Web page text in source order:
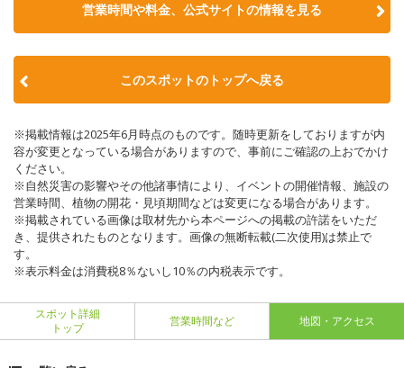
営業時間や料金、公式サイトの情報を見る
このスポットのトップへ戻る
※掲載情報は2025年6月時点のものです。随時更新をしておりますが内
容が変更となっている場合がありますので、事前にご確認の上おでかけ
ください。
※自然災害の影響やその他諸事情により、イベントの開催情報、施設の
営業時間、植物の開花・見頃期間などは変更になる場合があります。
※掲載されている画像は取材先から本ページへの掲載の許諾をいただ
き、提供されたものとなります。画像の無断転載(二次使用)は禁止で
す。
※表示料金は消費税8％ないし10％の内税表示です。
スポット詳細
トップ
営業時間など 地図・アクセス